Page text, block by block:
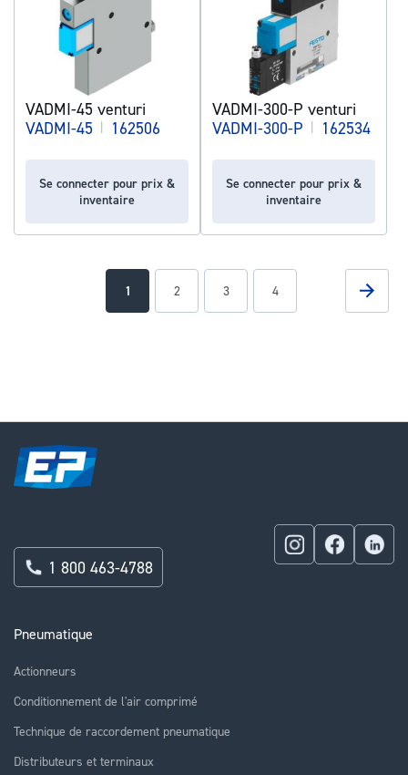
VADMI-45 venturi
VADMI-45 | 162506
Se connecter pour prix &
inventaire
VADMI-300-P venturi
VADMI-300-P | 162534
Se connecter pour prix &
inventaire
You're
1 Page
2 Page
3 Page
4 Page
Pneumatique
Actionneurs
Conditionnement de l'air comprimé
Technique de raccordement pneumatique
Distributeurs et terminaux
1 800 463-4788